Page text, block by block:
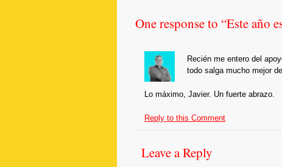
One response to “Este año
Carlos
Hoempler
says:
September
2,
at
pm
Recién me entero del
todo salga mucho mejor
Lo máximo, Javier. Un fuerte abrazo.
Reply to this Comment
Leave
Leave a Reply